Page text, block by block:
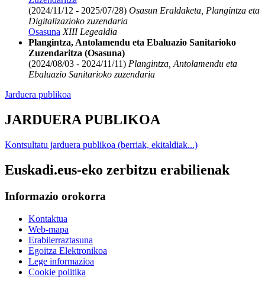
(2024/11/12 - 2025/07/28) Osasun Eraldaketa, Plangintza eta
Digitalizazioko zuzendaria
Osasuna XIII Legealdia
Plangintza, Antolamendu eta Ebaluazio Sanitarioko
Zuzendaritza (Osasuna)
(2024/08/03 - 2024/11/11) Plangintza, Antolamendu eta
Ebaluazio Sanitarioko zuzendaria
Jarduera publikoa
JARDUERA PUBLIKOA
Kontsultatu jarduera publikoa (berriak, ekitaldiak...)
Euskadi.eus-eko zerbitzu erabilienak
Informazio orokorra
Kontaktua
Web-mapa
Erabilerraztasuna
Egoitza Elektronikoa
Lege informazioa
Cookie politika